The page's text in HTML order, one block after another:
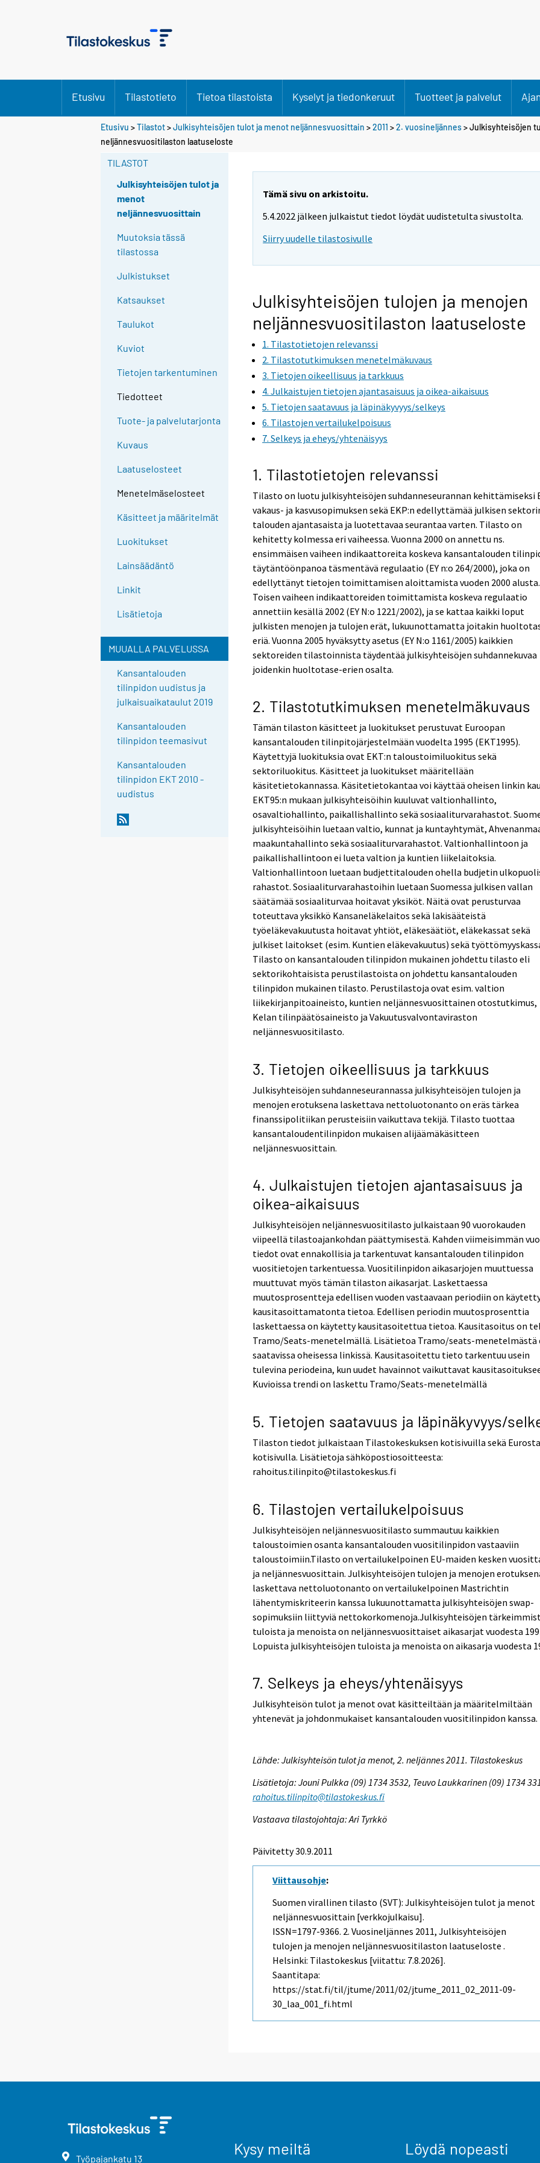
Etusivu Tilastotieto Tietoa tilastoista Kyselyt ja tiedonkeruut Tuotteet ja palvelut
Etusivu >Tilastot>Julkisyhteisöjen tulot ja menot neljännesvuosittain >2011 >2. vuosineljännes> Julkisyhteisöjen
neljännesvuositilaston laatuseloste
TILASTOT
Julkisyhteisöjen tulot ja
menot
neljännesvuosittain
Muutoksia tässä
tilastossa
Julkistukset
Katsaukset
Taulukot
Kuviot
Tietojen tarkentuminen
Tiedotteet
Tuote- ja palvelutarjonta
Kuvaus
Laatuselosteet
Menetelmäselosteet
Käsitteet ja määritelmät
Luokitukset
Lainsäädäntö
Linkit
Lisätietoja
MUUALLA PALVELUSSA
Kansantalouden
tilinpidon uudistus ja
julkaisuaikataulut 2019
Kansantalouden
tilinpidon teemasivut
Kansantalouden
tilinpidon EKT 2010 -
uudistus
Tämä sivu on arkistoitu.
5.4.2022 jälkeen julkaistut tiedot löydät uudistetulta sivustolta.
Siirry uudelle tilastosivulle
Julkisyhteisöjen tulojen ja menojen
neljännesvuositilaston laatuseloste
1. Tilastotietojen relevanssi
2. Tilastotutkimuksen menetelmäkuvaus
3. Tietojen oikeellisuus ja tarkkuus
4. Julkaistujen tietojen ajantasaisuus ja oikea-aikaisuus
5. Tietojen saatavuus ja läpinäkyvyys/selkeys
6. Tilastojen vertailukelpoisuus
7. Selkeys ja eheys/yhtenäisyys
1. Tilastotietojen relevanssi
Tilasto on luotu julkisyhteisöjen suhdanneseurannan kehittämiseksi
vakaus- ja kasvusopimuksen sekä EKP:n edellyttämää julkisen
talouden ajantasaista ja luotettavaa seurantaa varten. Tilasto on
kehitetty kolmessa eri vaiheessa. Vuonna 2000 on annettu ns.
ensimmäisen vaiheen indikaattoreita koskeva kansantalouden
täytäntöönpanoa täsmentävä regulaatio (EY n:o 264/2000), joka on
edellyttänyt tietojen toimittamisen aloittamista vuoden 2000 alusta.
Toisen vaiheen indikaattoreiden toimittamista koskeva regulaatio
annettiin kesällä 2002 (EY N:o 1221/2002), ja se kattaa kaikki loput
julkisten menojen ja tulojen erät, lukuunottamatta joitakin
eriä. Vuonna 2005 hyväksytty asetus (EY N:o 1161/2005) kaikkien
sektoreiden tilastoinnista täydentää julkisyhteisöjen suhdannekuvaa
joidenkin huoltotase-erien osalta.
2. Tilastotutkimuksen menetelmäkuvaus
Tämän tilaston käsitteet ja luokitukset perustuvat Euroopan
kansantalouden tilinpitojärjestelmään vuodelta 1995 (EKT1995).
Käytettyjä luokituksia ovat EKT:n taloustoimiluokitus sekä
sektoriluokitus. Käsitteet ja luokitukset määritellään
käsitetietokannassa. Käsitetietokantaa voi käyttää oheisen linkin
EKT95:n mukaan julkisyhteisöihin kuuluvat valtionhallinto,
osavaltiohallinto, paikallishallinto sekä sosiaaliturvarahastot.
julkisyhteisöihin luetaan valtio, kunnat ja kuntayhtymät,
maakuntahallinto sekä sosiaaliturvarahastot. Valtionhallintoon ja
paikallishallintoon ei lueta valtion ja kuntien liikelaitoksia.
Valtionhallintoon luetaan budjettitalouden ohella budjetin
rahastot. Sosiaaliturvarahastoihin luetaan Suomessa julkisen vallan
säätämää sosiaaliturvaa hoitavat yksiköt. Näitä ovat perusturvaa
toteuttava yksikkö Kansaneläkelaitos sekä lakisääteistä
työeläkevakuutusta hoitavat yhtiöt, eläkesäätiöt, eläkekassat sekä
julkiset laitokset (esim. Kuntien eläkevakuutus) sekä
Tilasto on kansantalouden tilinpidon mukainen johdettu tilasto eli
sektorikohtaisista perustilastoista on johdettu kansantalouden
tilinpidon mukainen tilasto. Perustilastoja ovat esim. valtion
liikekirjanpitoaineisto, kuntien neljännesvuosittainen otostutkimus,
Kelan tilinpäätösaineisto ja Vakuutusvalvontaviraston
neljännesvuositilasto.
3. Tietojen oikeellisuus ja tarkkuus
Julkisyhteisöjen suhdanneseurannassa julkisyhteisöjen tulojen ja
menojen erotuksena laskettava nettoluotonanto on eräs tärkea
finanssipolitiikan perusteisiin vaikuttava tekijä. Tilasto tuottaa
kansantaloudentilinpidon mukaisen alijäämäkäsitteen
neljännesvuosittain.
4. Julkaistujen tietojen ajantasaisuus ja
oikea-aikaisuus
Julkisyhteisöjen neljännesvuositilasto julkaistaan 90 vuorokauden
viipeellä tilastoajankohdan päättymisestä. Kahden viimeisimmän
tiedot ovat ennakollisia ja tarkentuvat kansantalouden tilinpidon
vuositietojen tarkentuessa. Vuositilinpidon aikasarjojen muuttuessa
muuttuvat myös tämän tilaston aikasarjat. Laskettaessa
muutosprosentteja edellisen vuoden vastaavaan periodiin on
kausitasoittamatonta tietoa. Edellisen periodin muutosprosenttia
laskettaessa on käytetty kausitasoitettua tietoa. Kausitasoitus on
Tramo/Seats-menetelmällä. Lisätietoa Tramo/seats-menetelmästä
saatavissa oheisessa linkissä. Kausitasoitettu tieto tarkentuu usein
tulevina periodeina, kun uudet havainnot vaikuttavat
Kuvioissa trendi on laskettu Tramo/Seats-menetelmällä
5. Tietojen saatavuus ja läpinäkyvyys/
Tilaston tiedot julkaistaan Tilastokeskuksen kotisivuilla sekä
kotisivulla. Lisätietoja sähköpostiosoitteesta:
rahoitus.tilinpito@tilastokeskus.fi
6. Tilastojen vertailukelpoisuus
Julkisyhteisöjen neljännesvuositilasto summautuu kaikkien
taloustoimien osanta kansantalouden vuositilinpidon vastaaviin
taloustoimiin.Tilasto on vertailukelpoinen EU-maiden kesken
ja neljännesvuosittain. Julkisyhteisöjen tulojen ja menojen
laskettava nettoluotonanto on vertailukelpoinen Mastrichtin
lähentymiskriteerin kanssa lukuunottamatta julkisyhteisöjen swap-
sopimuksiin liittyviä nettokorkomenoja.Julkisyhteisöjen
tuloista ja menoista on neljännesvuosittaiset aikasarjat vuodesta
Lopuista julkisyhteisöjen tuloista ja menoista on aikasarja vuodesta
7. Selkeys ja eheys/yhtenäisyys
Julkisyhteisön tulot ja menot ovat käsitteiltään ja määritelmiltään
yhtenevät ja johdonmukaiset kansantalouden vuositilinpidon kanssa.
Lähde: Julkisyhteisön tulot ja menot, 2. neljännes 2011. Tilastokeskus
Lisätietoja: Jouni Pulkka (09) 1734 3532, Teuvo Laukkarinen (09) 1734
rahoitus.tilinpito@tilastokeskus.fi
Vastaava tilastojohtaja: Ari Tyrkkö
Päivitetty 30.9.2011
Viittausohje:
Suomen virallinen tilasto (SVT): Julkisyhteisöjen tulot ja menot
neljännesvuosittain [verkkojulkaisu].
ISSN=1797-9366. 2. Vuosineljännes 2011, Julkisyhteisöjen
tulojen ja menojen neljännesvuositilaston laatuseloste .
Helsinki: Tilastokeskus [viitattu: 7.8.2026].
Saantitapa:
https://stat.fi/til/jtume/2011/02/jtume_2011_02_2011-09-
30_laa_001_fi.html
Työpajankatu 13
Kysy meiltä Löydä nopeasti